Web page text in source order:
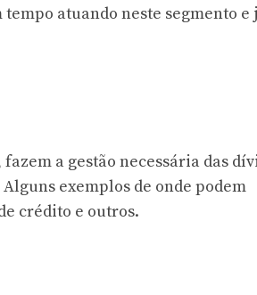
atuando neste segmento e
a gestão necessária das
exemplos de onde podem
crédito e outros.